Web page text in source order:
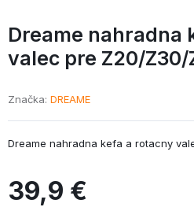
Dreame nahradna
valec pre Z20/Z30/
Značka DREAME
Dreame nahradna kefa a rotacny
39,9 €